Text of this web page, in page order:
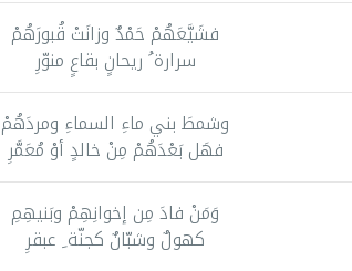
فشَيَّعَهُمْ حَمْدٌ وزانَتْ قُبورَهُمْ
سرارة ُ ريحانٍ بقاعٍ منوّرِ
وشمطَ بني ماءِ السماءِ ومردَهُمْ
فهَل بَعْدَهُمْ مِنْ خالدٍ أوْ مُعَمَّرِ
وَمَنْ فادَ مِن إخوانِهِمْ وبَنيهِمِ
كهولٌ وشبّانٌ كجنّة ِ عبقرِ